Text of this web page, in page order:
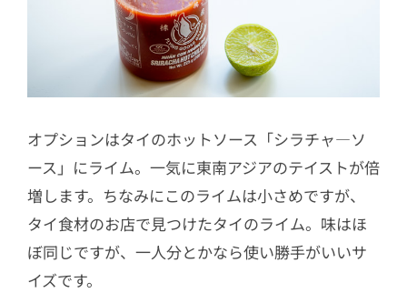
オプションはタイのホットソース「シラチャ―ソ
ース」にライム。一気に東南アジアのテイストが倍
増します。ちなみにこのライムは小さめですが、
タイ食材のお店で見つけたタイのライム。味はほ
ぼ同じですが、一人分とかなら使い勝手がいいサ
イズです。